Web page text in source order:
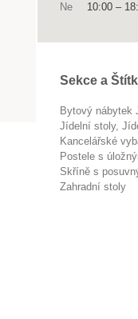
Ne
10:00 –
Sekce a
Bytový nábytek
jídelní stoly
kancelářské
postele s
skříně s
zahradní stoly